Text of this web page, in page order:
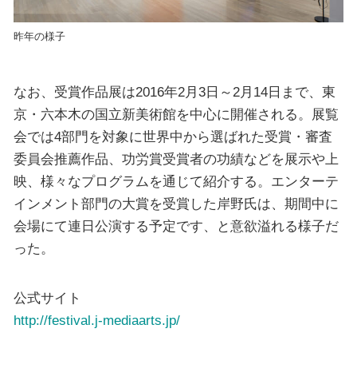
昨年の様子
なお、受賞作品展は2016年2月3日～2月14日まで、東
京・六本木の国立新美術館を中心に開催される。展覧
会では4部門を対象に世界中から選ばれた受賞・審査
委員会推薦作品、功労賞受賞者の功績などを展示や上
映、様々なプログラムを通じて紹介する。エンターテ
インメント部門の大賞を受賞した岸野氏は、期間中に
会場にて連日公演する予定です、と意欲溢れる様子だ
った。
公式サイト
http://festival.j-mediaarts.jp/